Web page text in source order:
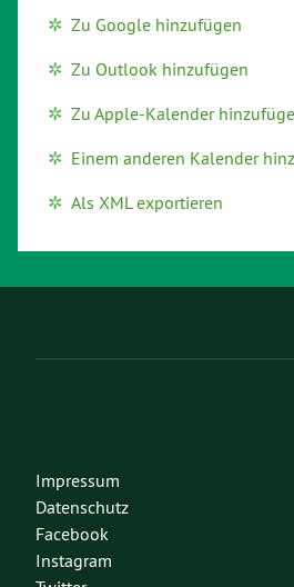
Zu Google hinzufügen
Zu Outlook hinzufügen
Zu Apple-Kalender
Einem anderen Kalender
Als XML exportieren
Impressum
Datenschutz
Facebook
Instagram